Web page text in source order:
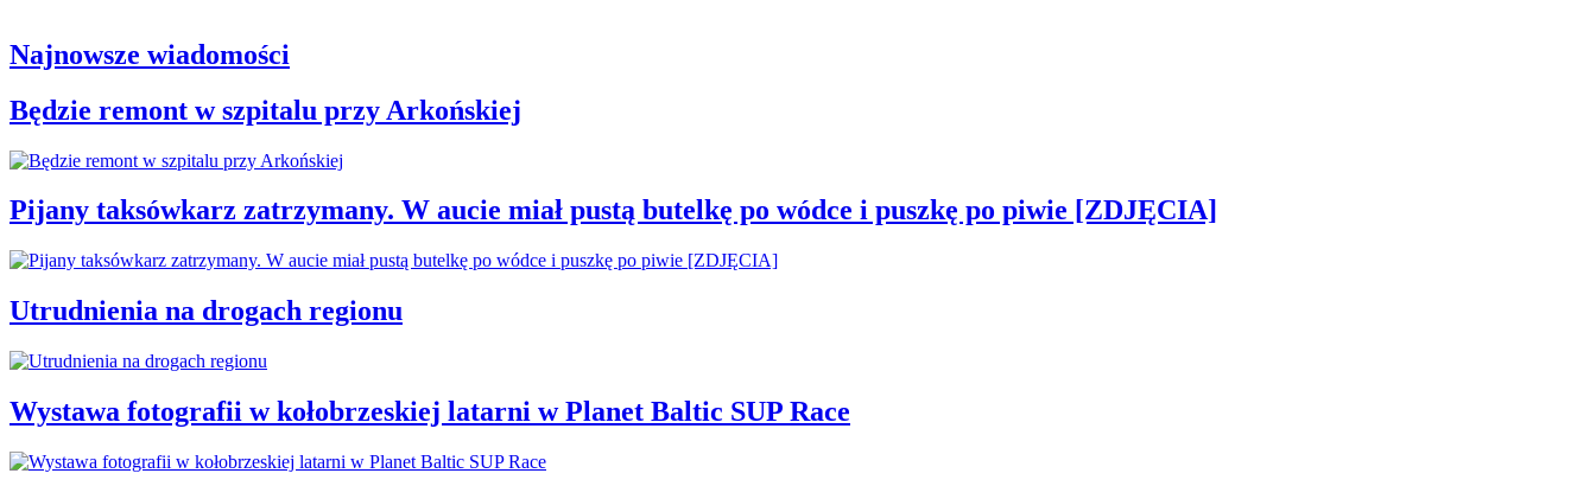
Najnowsze wiadomości
Będzie remont w szpitalu przy Arkońskiej
Pijany taksówkarz zatrzymany. W aucie miał pustą butelkę po wódce i puszkę po piwie [ZDJĘCIA]
Utrudnienia na drogach regionu
Wystawa fotografii w kołobrzeskiej latarni w Planet Baltic SUP Race